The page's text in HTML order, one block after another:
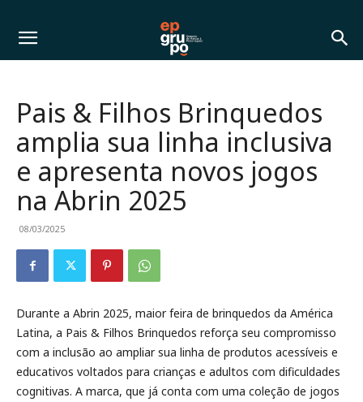
Pais & Filhos Brinquedos
amplia sua linha inclusiva
e apresenta novos jogos
na Abrin 2025
08/03/2025
Durante a Abrin 2025, maior feira de brinquedos da América
Latina, a Pais & Filhos Brinquedos reforça seu compromisso
com a inclusão ao ampliar sua linha de produtos acessíveis e
educativos voltados para crianças e adultos com dificuldades
cognitivas. A marca, que já conta com uma coleção de jogos